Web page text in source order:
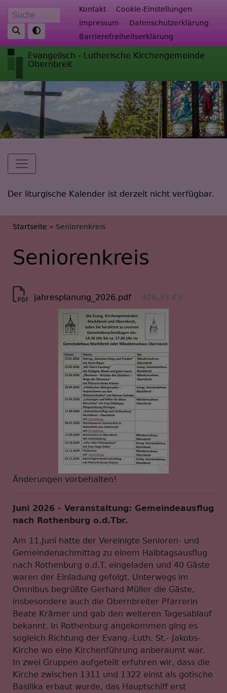
Direkt
zum
Inhalt
Suche Fußbereichsmenü
Kontakt
Cookie-Einstellungen
Impressum
Datenschutzerklärung
Barrierefreiheitserklärung
Evangelisch - Lutherische Kirchengemeinde
Obernbreit
Hauptnavigation
Der liturgische Kalender ist derzeit nicht verfügbar.
Breadcrumb
Startseite Seniorenkreis
Seniorenkreis
jahresplanung_2026.pdf 406.33 KB
Änderungen vorbehalten!
Juni 2026 - Veranstaltung: Gemeindeausflug
nach Rothenburg o.d.Tbr.
Am 11.Juni hatte der Vereinigte Senioren- und
Gemeindenachmittag zu einem Halbtagsausflug
nach Rothenburg o.d.T. eingeladen und 40 Gäste
waren der Einladung gefolgt. Unterwegs im
Omnibus begrüßte Gerhard Müller die Gäste,
insbesondere auch die Obernbreiter Pfarrerin
Beate Krämer und gab den weiteren Tagesablauf
bekannt. In Rothenburg angekommen ging es
sogleich Richtung der Evang.-Luth. St.- Jakobs-
Kirche wo eine Kirchenführung anberaumt war.
In zwei Gruppen aufgeteilt erfuhren wir, dass die
Kirche zwischen 1311 und 1322 einst als gotische
Basilika erbaut wurde, das Hauptschiff erst